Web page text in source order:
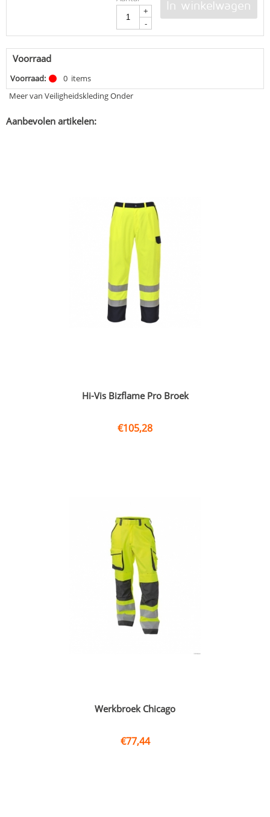
+
-
In winkelwagen
Voorraad
Voorraad: 0 items
Meer van Veiligheidskleding Onder
Aanbevolen artikelen:
Hi-Vis Bizflame Pro Broek
€105,28
Werkbroek Chicago
€77,44